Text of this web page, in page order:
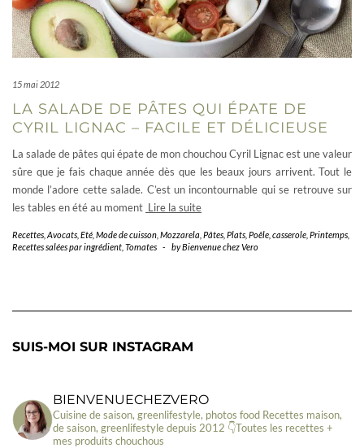
15 mai 2012
LA SALADE DE PÂTES QUI ÉPATE DE
CYRIL LIGNAC – FACILE ET DÉLICIEUSE
La salade de pâtes qui épate de mon chouchou Cyril Lignac est une valeur
sûre que je fais chaque année dès que les beaux jours arrivent. Tout le
monde l’adore cette salade. C’est un incontournable qui se retrouve sur
les tables en été au moment Lire la suite
Recettes Avocats Eté Mode de cuisson Mozzarela Pâtes Plats Poêle, casserole Printemps
Recettes salées par ingrédient Tomates - byBienvenue chez Vero
SUIS-MOI SUR INSTAGRAM
BIENVENUECHEZVERO
Cuisine de saison, greenlifestyle, photos food Recettes maison,
de saison, greenlifestyle depuis 2012 👇Toutes les recettes +
mes produits chouchous